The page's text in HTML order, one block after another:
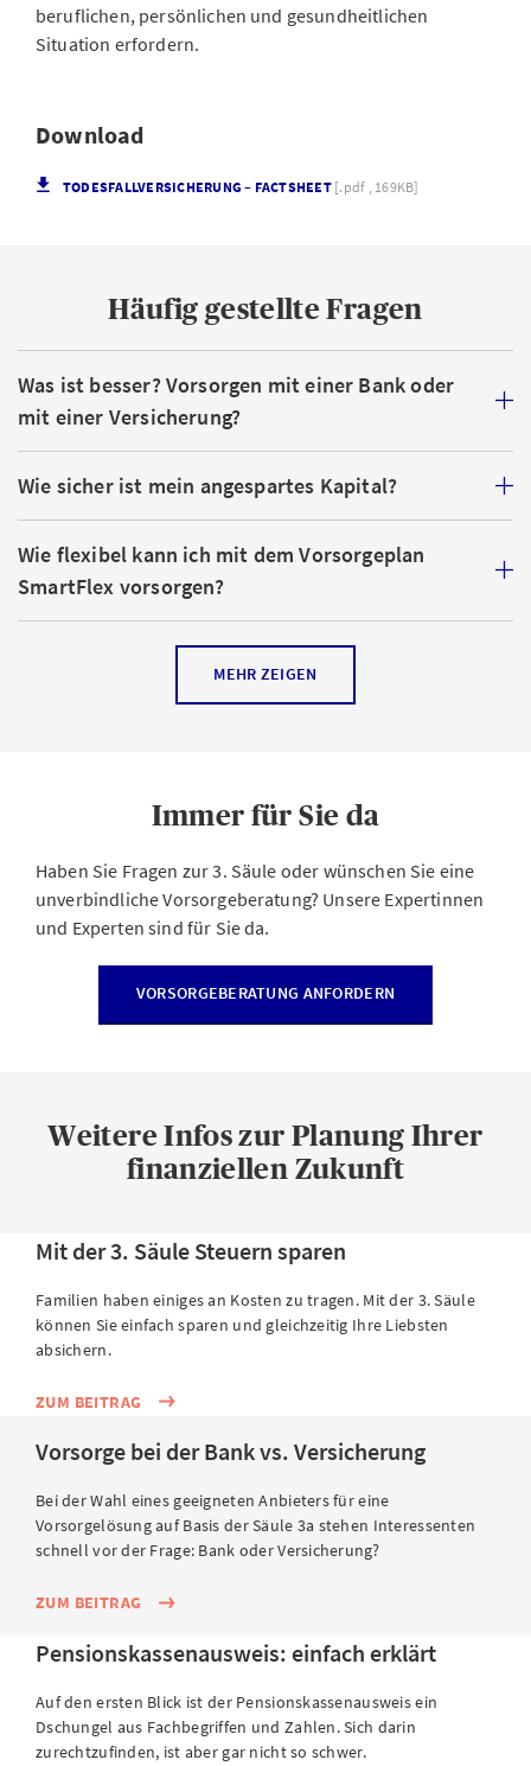
beruflichen, persönlichen und gesundheitlichen
Situation erfordern.
Download
TODESFALLVERSICHERUNG – FACTSHEET [.pdf , 169KB]
Häufig gestellte Fragen
Was ist besser? Vorsorgen mit einer Bank oder
mit einer Versicherung?
Wie sicher ist mein angespartes Kapital?
Wie flexibel kann ich mit dem Vorsorgeplan
SmartFlex vorsorgen?
Wo investiert die AXA mein Geld?
Welche Zusatzversicherungen kann ich zum
Vorsorgeplan SmartFlex abschliessen?
MEHR ZEIGEN
Immer für Sie da
Haben Sie Fragen zur 3. Säule oder wünschen Sie eine
unverbindliche Vorsorgeberatung? Unsere Expertinnen
und Experten sind für Sie da.
VORSORGEBERATUNG ANFORDERN
Weitere Infos zur Planung Ihrer
finanziellen Zukunft
Mit der 3. Säule Steuern sparen
Familien haben einiges an Kosten zu tragen. Mit der 3. Säule
können Sie einfach sparen und gleichzeitig Ihre Liebsten
absichern.
ZUM BEITRAG
Vorsorge bei der Bank vs. Versicherung
Bei der Wahl eines geeigneten Anbieters für eine
Vorsorgelösung auf Basis der Säule 3a stehen Interessenten
schnell vor der Frage: Bank oder Versicherung?
ZUM BEITRAG
Pensionskassenausweis: einfach erklärt
Auf den ersten Blick ist der Pensionskassenausweis ein
Dschungel aus Fachbegriffen und Zahlen. Sich darin
zurechtzufinden, ist aber gar nicht so schwer.